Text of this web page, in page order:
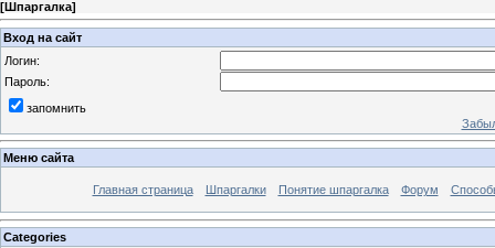
[Шпаргалка]
Вход на сайт
Логин:
Пароль:
запомнить
Меню сайта
Главная страница Шпаргалки Понятие шпаргалка Форум
Categories